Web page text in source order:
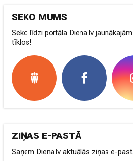
SEKO MUMS
Seko līdzi portāla Diena.lv
tīklos!
ZIŅAS E-PASTĀ
Saņem Diena.lv aktuālās ziņas e-